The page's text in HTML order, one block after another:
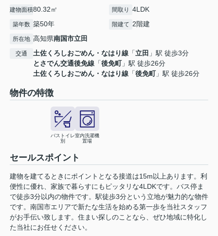
建物面積80.32㎡ 間取り 4LDK
築年数 築50年 階建て 2階建
所在地 高知県南国市立田
交通 土佐くろしおごめん・なはり線 「立田 」駅 徒歩3分
とさでん交通後免線 「後免町」駅 徒歩26分
土佐くろしおごめん・なはり線 「後免町」駅 徒歩26分
物件の特徴
バストイレ
別
室内洗濯機
置場
セールスポイント
建物を建てるときにポイントとなる接道は15m以上あります。利
便性に優れ、家族で暮らすにもピッタリな4LDKです。バス停ま
で徒歩3分以内の物件です。駅徒歩3分という立地が魅力的な物件
です。南国市エリアで新たな生活を始める第一歩を当社スタッフ
がお手伝い致します。住まい探しのことなら、ぜひ地域に特化し
た当社にお任せください。